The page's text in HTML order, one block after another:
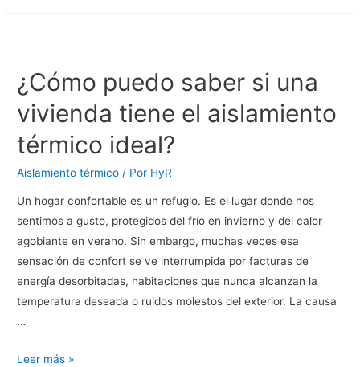
A
p
p
b
o
o
k
st dI
n
ar
tir
¿Cómo puedo saber si una
vivienda tiene el aislamiento
térmico ideal?
Aislamiento térmico / Por HyR
Un hogar confortable es un refugio. Es el lugar donde nos
sentimos a gusto, protegidos del frío en invierno y del calor
agobiante en verano. Sin embargo, muchas veces esa
sensación de confort se ve interrumpida por facturas de
energía desorbitadas, habitaciones que nunca alcanzan la
temperatura deseada o ruidos molestos del exterior. La causa
…
Leer más »